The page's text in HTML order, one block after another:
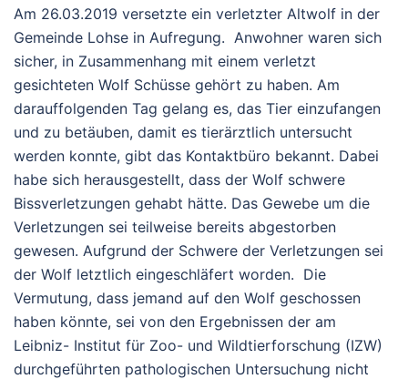
Am 26.03.2019 versetzte ein verletzter Altwolf in der
Gemeinde Lohse in Aufregung. Anwohner waren sich
sicher, in Zusammenhang mit einem verletzt
gesichteten Wolf Schüsse gehört zu haben. Am
darauffolgenden Tag gelang es, das Tier einzufangen
und zu betäuben, damit es tierärztlich untersucht
werden konnte, gibt das Kontaktbüro bekannt. Dabei
habe sich herausgestellt, dass der Wolf schwere
Bissverletzungen gehabt hätte. Das Gewebe um die
Verletzungen sei teilweise bereits abgestorben
gewesen. Aufgrund der Schwere der Verletzungen sei
der Wolf letztlich eingeschläfert worden. Die
Vermutung, dass jemand auf den Wolf geschossen
haben könnte, sei von den Ergebnissen der am
Leibniz- Institut für Zoo- und Wildtierforschung (IZW)
durchgeführten pathologischen Untersuchung nicht